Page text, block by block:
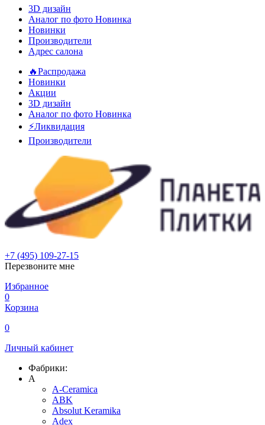
3D дизайн
Аналог по фото Новинка
Новинки
Производители
Адрес салона
🔥Распродажа
Новинки
Акции
3D дизайн
Аналог по фото Новинка
⚡Ликвидация
Производители
+7 (495) 109-27-15
Перезвоните мне
Избранное
0
Корзина
0
Личный кабинет
Фабрики:
A
A-Ceramica
ABK
Absolut Keramika
Adex